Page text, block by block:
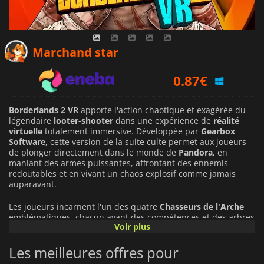
Marchand star
0.87€
1.19€
Borderlands 2 VR apporte l'action chaotique et exagérée du
légendaire looter-shooter dans une expérience de réalité
virtuelle totalement immersive. Développée par Gearbox
Software, cette version de la suite culte permet aux joueurs
de plonger directement dans le monde de Pandora, en
maniant des armes puissantes, affrontant des ennemis
redoutables et en vivant un chaos explosif comme jamais
auparavant.
Les joueurs incarnent l'un des quatre Chasseurs de l'Arche
emblématiques, chacun ayant des compétences et des arbres
de talents uniques, dans une quête pour stopper le
rapide axé sur les armes à feuet saprogression basée sur le
loot, mais avec l'intensité supplémentaire de l'
Voir plus
Les meilleures offres pour